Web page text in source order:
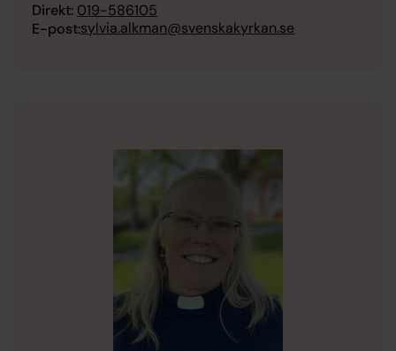
Direkt: 019-586105
E-post:sylvia.alkman@svenskakyrkan.se